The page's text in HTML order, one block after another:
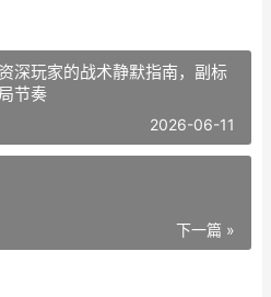
深玩家的战术静默指南，副标
节奏
2026-06-11
下一篇 »